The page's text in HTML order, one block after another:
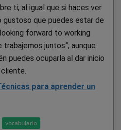
ti; al igual que si haces ver
gustoso que puedes estar de
forward to working
juntos”; aunque
puedes ocuparla al dar inicio
para aprender un
vocabulario